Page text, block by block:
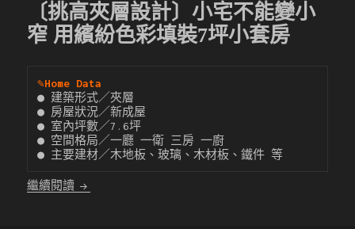
〔挑高夾層設計〕小宅不能變小
窄 用繽紛色彩填裝7坪小套房
✎Home Data
● 建築形式／夾層
● 房屋狀況／新成屋
● 室內坪數／7.6坪
● 空間格局／一廳 一衛 三房 一廚
● 主要建材／木地板、玻璃、木材板、鐵件 等
繼續閱讀 〔挑高夾層設計〕小宅不能變小窄 用繽紛色彩填裝7